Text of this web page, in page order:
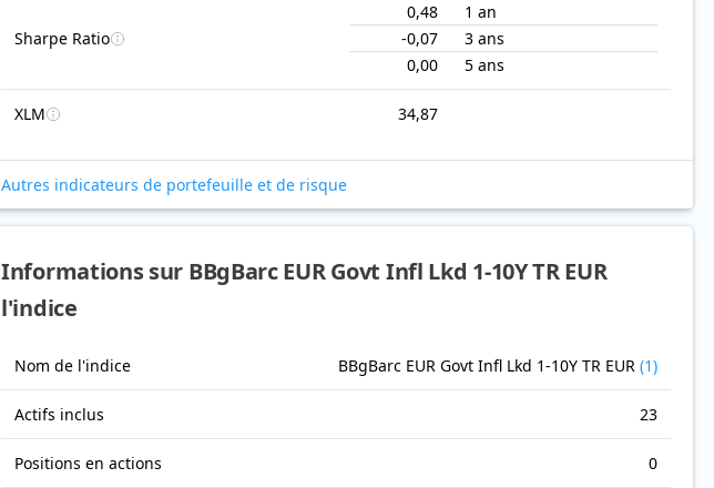
Sharpe Ratio
0,48
1 an
-0,07
3 ans
0,00
5 ans
XLM 34,87
Autres indicateurs de portefeuille et de risque
Informations sur BBgBarc EUR Govt Infl Lkd 1-10Y TR EUR
l'indice
Nom de l'indice BBgBarc EUR Govt Infl Lkd 1-10Y TR EUR (1)
Actifs inclus 23
Positions en actions 0